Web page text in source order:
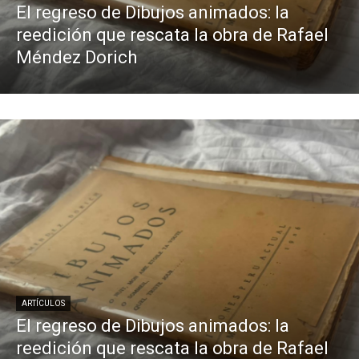
El regreso de Dibujos animados: la
reedición que rescata la obra de Rafael
Méndez Dorich
ARTÍCULOS
El regreso de Dibujos animados: la
reedición que rescata la obra de Rafael